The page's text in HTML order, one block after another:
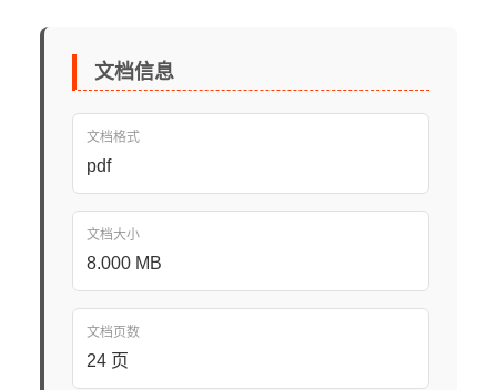
文档信息
文档格式
pdf
文档大小
8.000 MB
文档页数
24 页